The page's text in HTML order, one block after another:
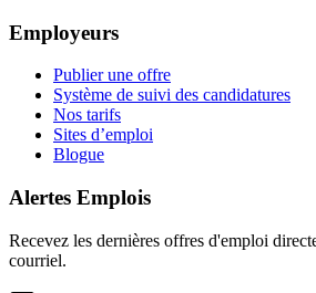
Employeurs
Publier une offre
Système de suivi des candidatures
Nos tarifs
Sites d’emploi
Blogue
Alertes Emplois
Recevez les dernières offres d'emploi
courriel.